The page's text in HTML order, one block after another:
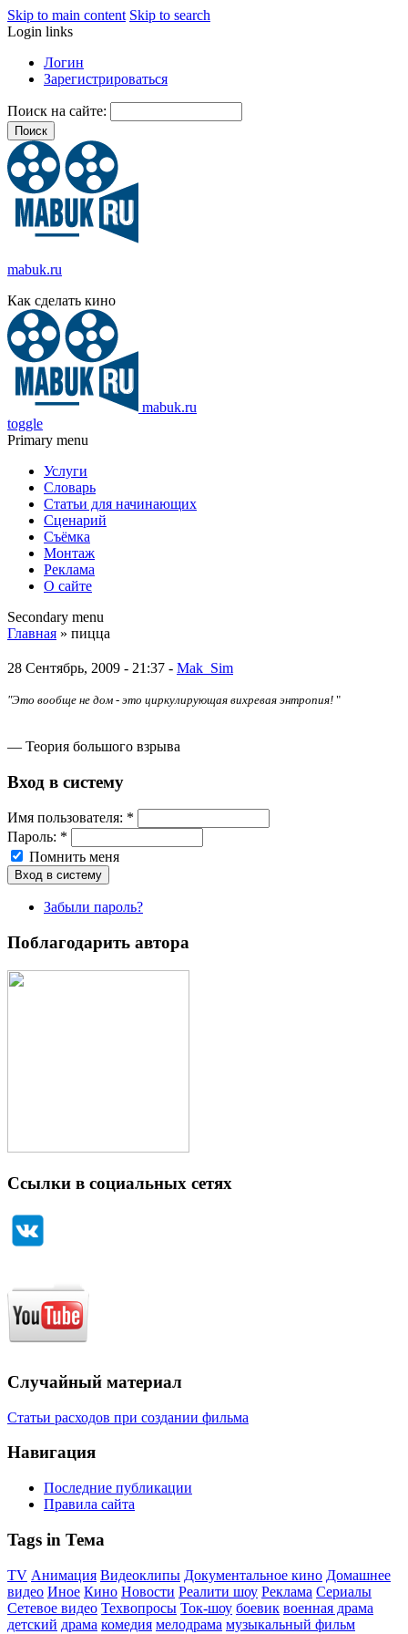
Skip to main content Skip to search
Login links
Логин
Зарегистрироваться
Поиск на сайте:
mabuk.ru
Как сделать кино
mabuk.ru
toggle
Primary menu
Услуги
Словарь
Статьи для начинающих
Сценарий
Съёмка
Монтаж
Реклама
О сайте
Secondary menu
Главная » пицца
28 Сентябрь, 2009 - 21:37 - Mak_Sim
"Это вообще не дом - это циркулирующая вихревая энтропия! "
— Теория большого взрыва
Вход в систему
Имя пoльзовaтeля: *
Пароль: *
Помнить меня
Забыли пароль?
Поблагодарить автора
Ссылки в социальных сетях
Случайный материал
Статьи расходов при создании фильма
Навигация
Последние публикации
Правила сайта
Tags in Тема
TV Анимация Видеоклипы Документальное кино Домашнее
видео Иное Кино Новости Реалити шоу Реклама Сериалы
Сетевое видео Техвопросы Ток-шоу боевик военная драма
детский драма комедия мелодрама музыкальный фильм